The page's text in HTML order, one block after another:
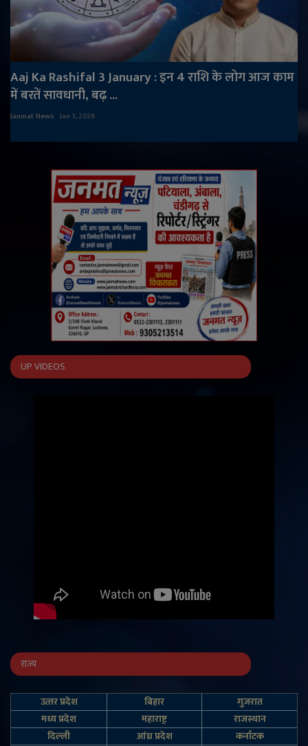
Aaj Ka Rashifal 3 January : इन 4 राशि के लोग आज काम
में बरतें सावधानी, बढ़ ...
Janmat News Jan 3, 2026
UP VIDEOS
राज्य
उत्‍तर प्रदेश बिहार
गुजरात
मध्य प्रदेश
महाराष्ट्र
राजस्थान
दिल्‍ली
आंध्र प्रदेश
कर्नाटक